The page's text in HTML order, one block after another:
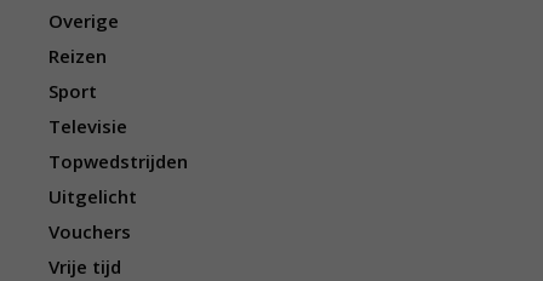
Overige
Reizen
Sport
Televisie
Topwedstrijden
Uitgelicht
Vouchers
Vrije tijd